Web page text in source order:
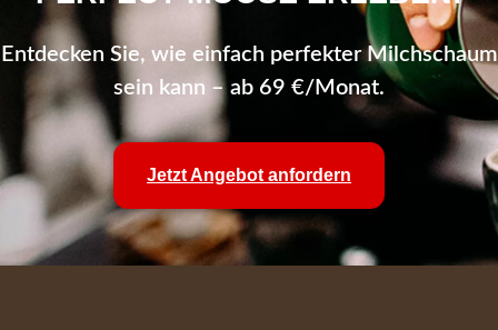
Entdecken Sie, wie einfach perfekter Milchschaum
sein kann – ab 69 €/Monat.
Jetzt Angebot anfordern